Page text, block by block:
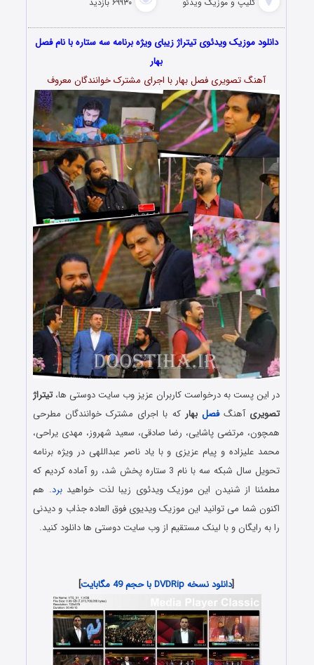
دانلود موزیک ویدئوی تیتراژ زیبای ویژه برنامه سه ستاره با نام فصل
بهار
آهنگ تصویری فصل بهار با اجرای مشترک خوانندگان معروف
در این پست به درخواست کاربران عزیز وب سایت دوستی ها،تیتراژ
تصویری آهنگفصل بهار که با اجرای مشترک خوانندگان مطرحی
همچون، مرتضی پاشایی، رضا صادقی، سعید شهروز، مهدی یراحی،
محمد علیزاده و پیام عزیزی و با یاد ناصر عبداللهی در ویژه برنامه
تحویل سال شبکه سه با نام 3 ستاره پخش شد، رو آماده کردیم که
مطمئنا از شنیدن این موزیک ویدئوی زیبا لذت خواهیدبرد. هم
اکنون شما می توانید این موزیک ویدیوی فوق العاده جذاب و دیدنی
را به رایگان و با لینک مستقیم از وب سایت دوستی ها دانلود کنید.
[دانلود نسخه DVDRip با حجم 49 مگابایت ]